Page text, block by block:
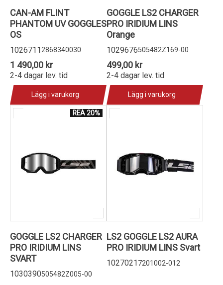
CAN-AM FLINT
PHANTOM UV GOGGLES
OS
10267112868340030
1 490,00 kr
2-4 dagar lev. tid
Lägg i varukorg
GOGGLE LS2 CHARGER
PRO IRIDIUM LINS
Orange
1029676505482Z169-00
499,00 kr
2-4 dagar lev. tid
Lägg i varukorg
REA 20%
GOGGLE LS2 CHARGER
PRO IRIDIUM LINS
SVART
1030390505482Z005-00
LS2 GOGGLE LS2 AURA
PRO IRIDIUM LINS Svart
10270217201002-012